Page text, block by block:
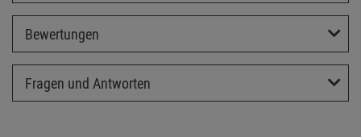
Bewertungen
Fragen und Antworten